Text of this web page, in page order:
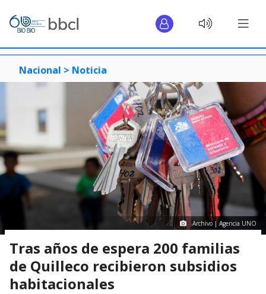
Nacional > Noticia
Archivo | Agencia UNO
Tras años de espera 200 familias
de Quilleco recibieron subsidios
habitacionales